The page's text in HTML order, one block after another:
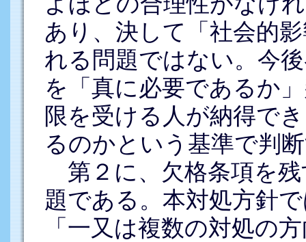
あり、決して「社会的
れる問題ではない。今
を「真に必要であるか
限を受ける人が納得で
るのかという基準で判
第２に、欠格条項を
題である。本対処方針
「一又は複数の対処の